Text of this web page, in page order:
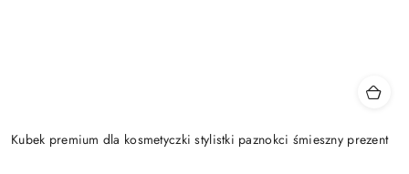
Kubek premium dla kosmetyczki stylistki paznokci śmieszny prezent